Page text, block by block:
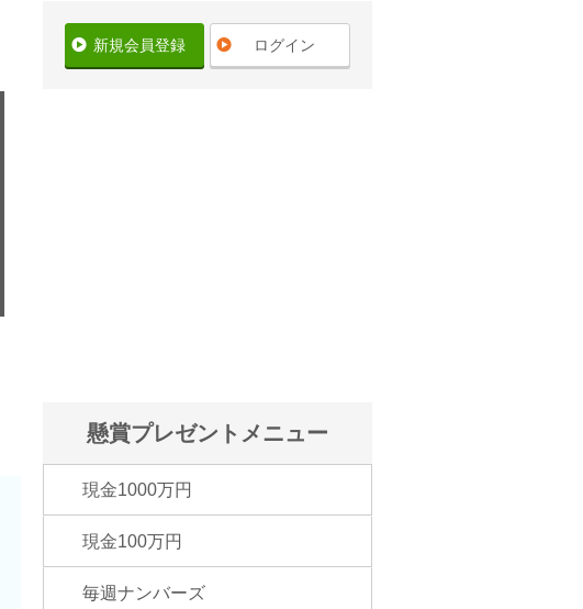
新規会員登録 ログイン
懸賞プレゼントメニュー
現金1000万円
現金100万円
毎週ナンバーズ